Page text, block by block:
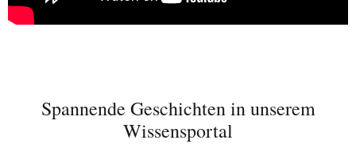
Spannende Geschichten in unserem
Wissensportal